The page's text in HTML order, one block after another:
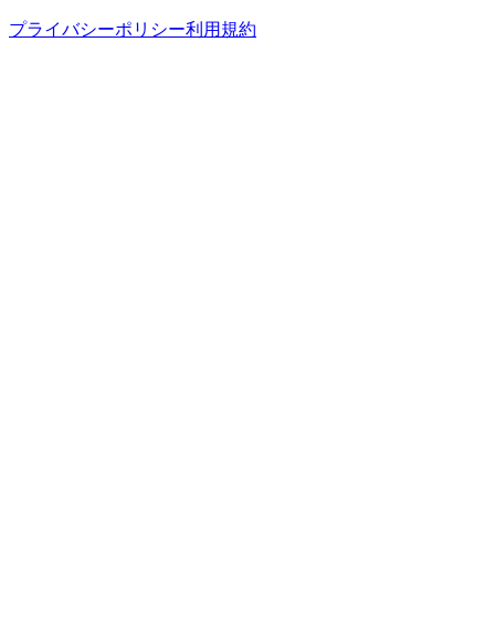
プライバシーポリシー利用規約